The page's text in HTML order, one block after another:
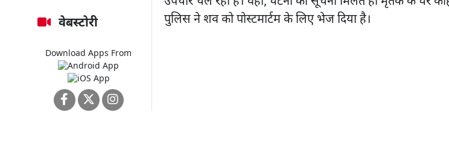
वेबस्टोरी
Download Apps From
पुलिस ने शव को पोस्टमार्टम के लिए भेज दिया है।